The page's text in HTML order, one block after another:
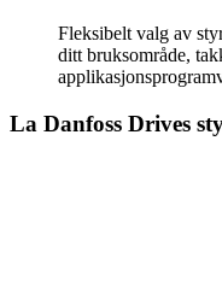
Fleksibelt valg av
ditt bruksområde,
La Danfoss Drives